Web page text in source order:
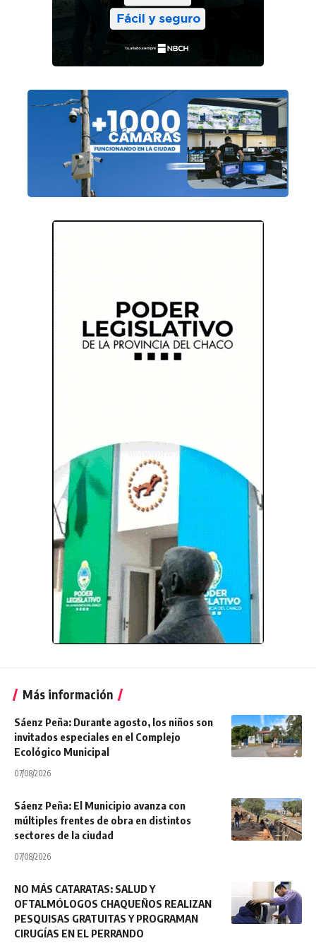
Más información
Sáenz Peña: Durante agosto, los niños son
invitados especiales en el Complejo
Ecológico Municipal
07/08/2026
Sáenz Peña: El Municipio avanza con
múltiples frentes de obra en distintos
sectores de la ciudad
07/08/2026
NO MÁS CATARATAS: SALUD Y
OFTALMÓLOGOS CHAQUEÑOS REALIZAN
PESQUISAS GRATUITAS Y PROGRAMAN
CIRUGÍAS EN EL PERRANDO